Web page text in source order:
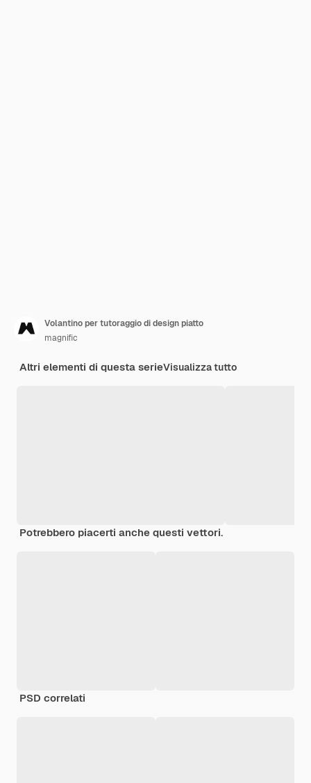
Volantino per tutoraggio di design piatto
magnific
Altri elementi di questa serieVisualizza tutto
Potrebbero piacerti anche questi vettori.
PSD correlati